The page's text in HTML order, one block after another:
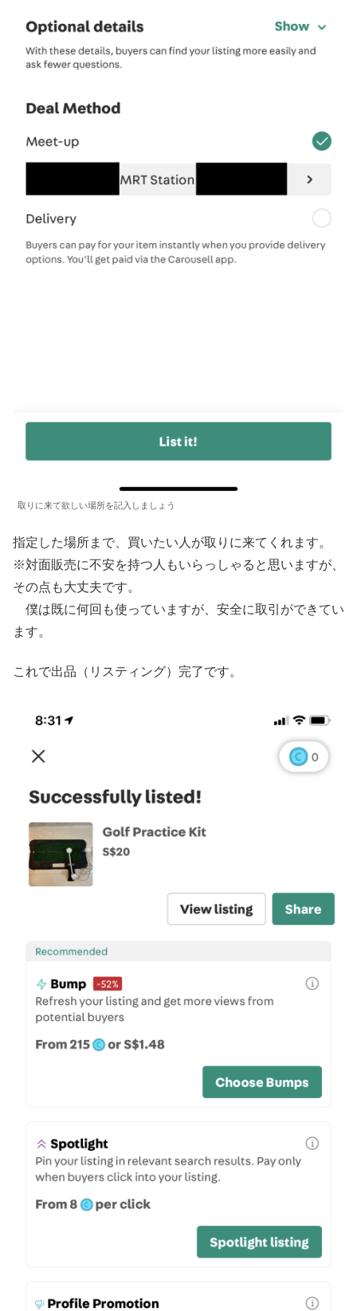
取りに来て欲しい場所を記入しましょう
指定した場所まで、買いたい人が取りに来てくれます。
※対面販売に不安を持つ人もいらっしゃると思いますが、
その点も大丈夫です。
僕は既に何回も使っていますが、安全に取引ができてい
ます。
これで出品（リスティング）完了です。